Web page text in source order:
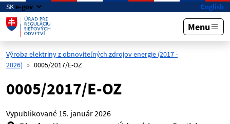
Preskočiť na hlavný obsah
SKe-gov English
Menu
Výroba elektriny z obnoviteľných zdrojov energie (2017 -
2026)
0005/2017/E-OZ
0005/2017/E-OZ
Vypublikované 15. január 2026